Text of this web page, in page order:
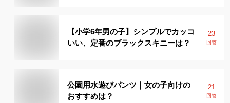
【小学6年男の子】シンプルでカッコ
いい、定番のブラックスキニーは？
23
回答
公園用水遊びパンツ｜女の子向けの
おすすめは？
21
回答